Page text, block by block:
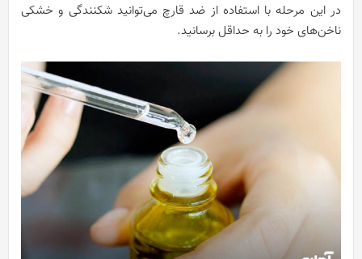
در این مرحله با استفاده از ضد قارچ می‌توانید شکنندگی و خشکی
ناخن‌های خود را به حداقل برسانید.